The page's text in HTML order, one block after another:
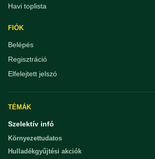
Havi toplista
FIÓK
Belépés
Regisztráció
Elfelejtett jelszó
TÉMÁK
Szelektív infó
Környezettudatos
Hulladékgyűjtési akciók